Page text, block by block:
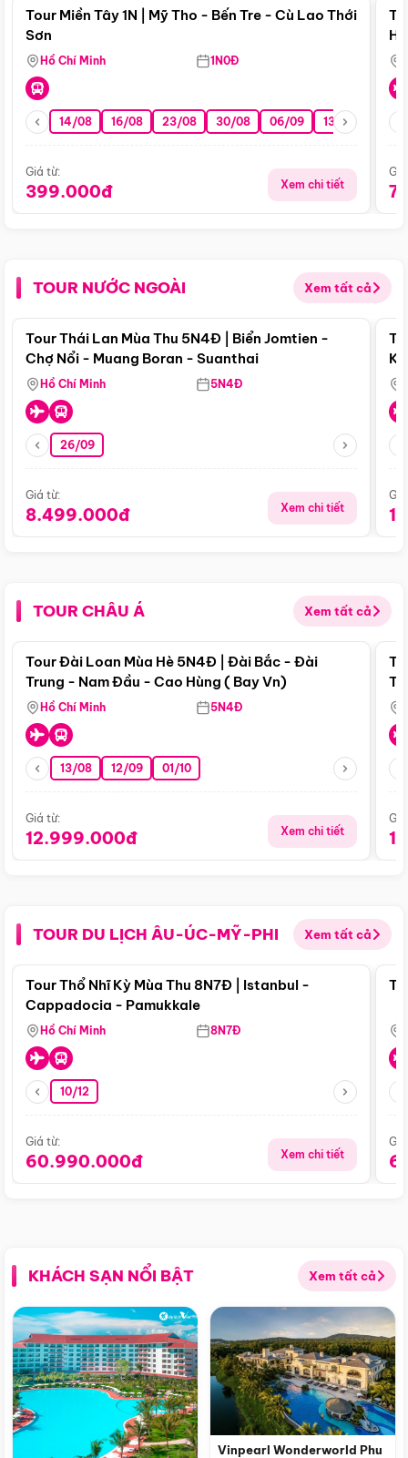
Tour Miền Tây 1N | Mỹ Tho - Bến Tre - Cù Lao Thới
Sơn
Hồ Chí Minh 1N0Đ
14/08 16/08 23/08 30/08 06/09 13/09 20/09
Giá từ:
399.000đ Xem chi tiết
TOUR NƯỚC NGOÀI Xem tất cả
Điểm nổi bật
Tour Thái Lan Mùa Thu 5N4Đ | Biển Jomtien -
Chợ Nổi - Muang Boran - Suanthai
Hồ Chí Minh 5N4Đ
26/09
Giá từ:
8.499.000đ Xem chi tiết
TOUR CHÂU Á Xem tất cả
Điểm nổi bật
Tour Đài Loan Mùa Hè 5N4Đ | Đài Bắc - Đài
Trung - Nam Đầu - Cao Hùng ( Bay Vn)
Hồ Chí Minh 5N4Đ
13/08 12/09 01/10
Giá từ:
12.999.000đ Xem chi tiết
TOUR DU LỊCH ÂU-ÚC-MỸ-PHI Xem tất cả
Điểm nổi bật
Tour Thổ Nhĩ Kỳ Mùa Thu 8N7Đ | Istanbul -
Cappadocia - Pamukkale
Hồ Chí Minh 8N7Đ
10/12
Giá từ:
60.990.000đ Xem chi tiết
KHÁCH SẠN NỔI BẬT Xem tất cả
Vinpearl Wonderworld Phu